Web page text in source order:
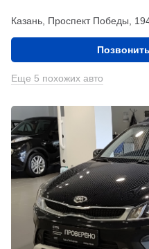
Казань, Проспект Победы,
Еще 5 похожих авто